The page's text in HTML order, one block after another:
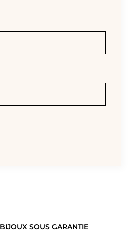
BIJOUX SOUS GARANTIE